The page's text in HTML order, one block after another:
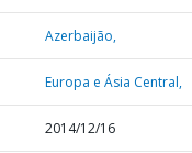
Azerbaijão,
Europa e Ásia Central,
2014/12/16